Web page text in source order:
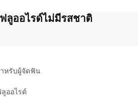
ลูออไรด์ไม่มีรสชาติ
หรับผู้จัดฟัน
ออไรด์